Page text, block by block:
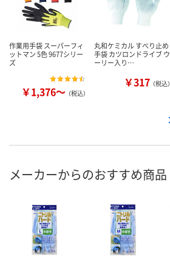
作業用手袋 スーパーフィ
ットマン 5色 9677シリー
ズ
￥1,376～ （税込）
丸和ケミカル すべり止め
手袋 カツロンドライブ ウ
ーリー入り…
￥317 （税込）
メーカーからのおすすめ商品